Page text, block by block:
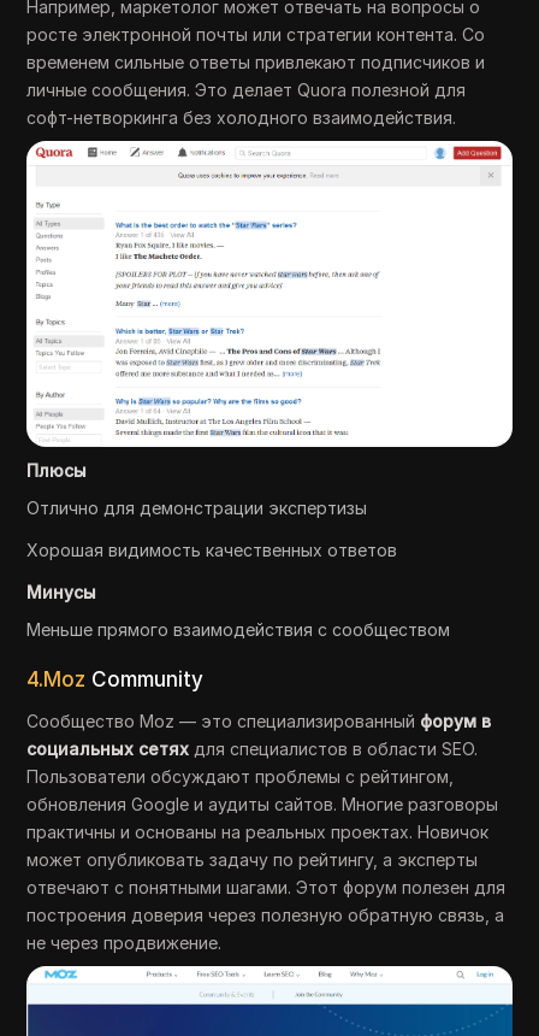
Например, маркетолог может отвечать на вопросы о
росте электронной почты или стратегии контента. Со
временем сильные ответы привлекают подписчиков и
личные сообщения. Это делает Quora полезной для
софт-нетворкинга без холодного взаимодействия.
Плюсы
Отлично для демонстрации экспертизы
Хорошая видимость качественных ответов
Минусы
Меньше прямого взаимодействия с сообществом
4.Moz Community
Сообщество Moz — это специализированный форум в
социальных сетях для специалистов в области SEO.
Пользователи обсуждают проблемы с рейтингом,
обновления Google и аудиты сайтов. Многие разговоры
практичны и основаны на реальных проектах. Новичок
может опубликовать задачу по рейтингу, а эксперты
отвечают с понятными шагами. Этот форум полезен для
построения доверия через полезную обратную связь, а
не через продвижение.